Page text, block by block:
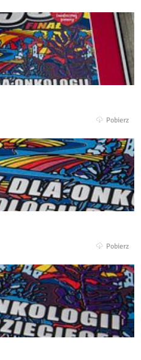
Pobierz
Pobierz